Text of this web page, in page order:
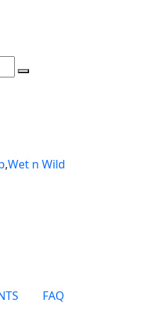
,Wet n Wild
FAQ